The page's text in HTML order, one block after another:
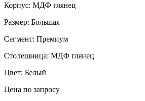
Корпус: МДФ глянец
Размер: Большая
Сегмент: Премиум
Столешница: МДФ глянец
Цвет: Белый
Цена по запросу